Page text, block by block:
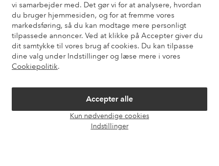
vi samarbejder med. Det gør vi for at analysere, hvordan
du bruger hjemmesiden, og for at fremme vores
markedsføring, så du kan modtage mere personligt
tilpassede annoncer. Ved at klikke på Accepter giver du
dit samtykke til vores brug af cookies. Du kan tilpasse
dine valg under Indstillinger og læse mere i vores
Cookiepolitik.
Accepter alle
Kun nødvendige cookies
Indstillinger
Kundeservice Bestilling Betalingsmåde
Mine sider